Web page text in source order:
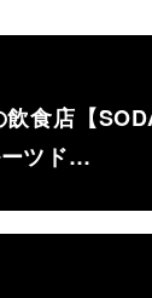
食店【
ツド…